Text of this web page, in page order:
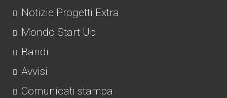
Notizie Progetti Extra
Mondo Start Up
Bandi
Avvisi
Comunicati stampa